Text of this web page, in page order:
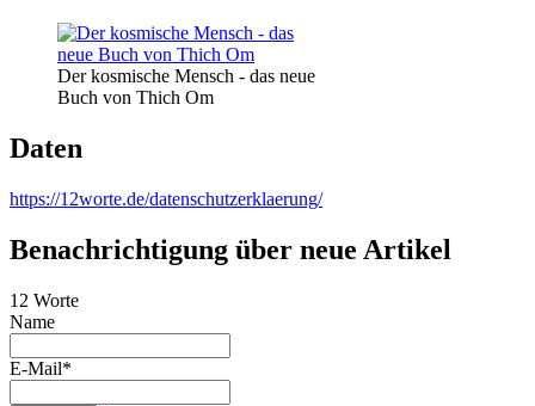
Der kosmische Mensch - das neue
Buch von Thich Om
Daten
https://12worte.de/datenschutzerklaerung/
Benachrichtigung über neue Artikel
12 Worte
Name
E-Mail*